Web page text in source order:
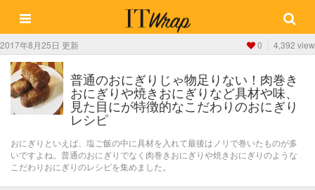
2017年8月25日 更新 0 4,392 view
普通のおにぎりじゃ物足りない！肉巻き
おにぎりや焼きおにぎりなど具材や味、
見た目にが特徴的なこだわりのおにぎり
レシピ
おにぎりといえば、塩ご飯の中に具材を入れて最後はノリで巻いたものが多
いですよね。普通のおにぎりでなく肉巻きおにぎりや焼きおにぎりのような
こだわりおにぎりのレシピを集めました。